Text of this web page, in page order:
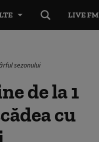
LIVE FM
sezonului
de la 1
cu